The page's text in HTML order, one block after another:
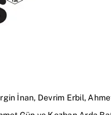
İnan, Devrim Erbil,